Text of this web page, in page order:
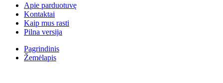
Apie parduotuvę
Kontaktai
Kaip mus rasti
Pilna versija
Pagrindinis
Žemėlapis